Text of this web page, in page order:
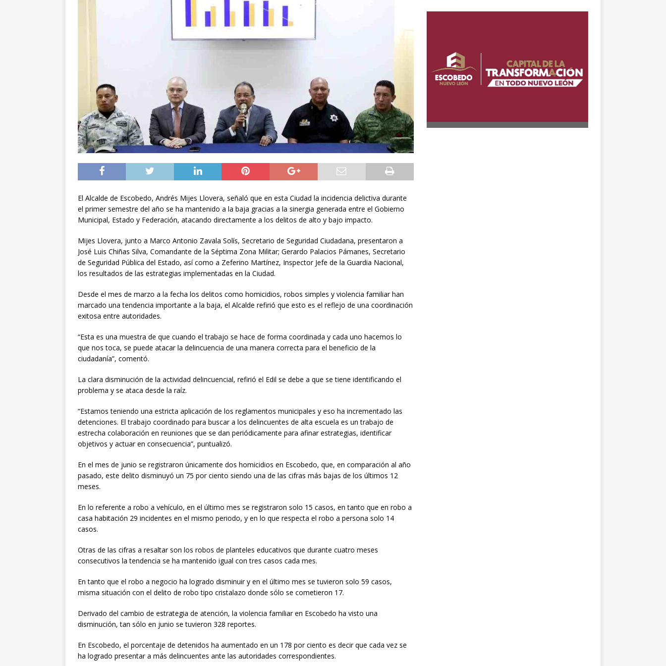
El Alcalde de Escobedo, Andrés Mijes Llovera, señaló que en esta Ciudad la incidencia delictiva durante
el primer semestre del año se ha mantenido a la baja gracias a la sinergia generada entre el Gobierno
Municipal, Estado y Federación, atacando directamente a los delitos de alto y bajo impacto.
Mijes Llovera, junto a Marco Antonio Zavala Solís, Secretario de Seguridad Ciudadana, presentaron a
José Luis Chiñas Silva, Comandante de la Séptima Zona Militar; Gerardo Palacios Pámanes, Secretario
de Seguridad Pública del Estado, así como a Zeferino Martínez, Inspector Jefe de la Guardia Nacional,
los resultados de las estrategias implementadas en la Ciudad.
Desde el mes de marzo a la fecha los delitos como homicidios, robos simples y violencia familiar han
marcado una tendencia importante a la baja, el Alcalde refirió que esto es el reflejo de una coordinación
exitosa entre autoridades.
“Esta es una muestra de que cuando el trabajo se hace de forma coordinada y cada uno hacemos lo
que nos toca, se puede atacar la delincuencia de una manera correcta para el beneficio de la
ciudadanía”, comentó.
La clara disminución de la actividad delincuencial, refirió el Edil se debe a que se tiene identificando el
problema y se ataca desde la raíz.
“Estamos teniendo una estricta aplicación de los reglamentos municipales y eso ha incrementado las
detenciones. El trabajo coordinado para buscar a los delincuentes de alta escuela es un trabajo de
estrecha colaboración en reuniones que se dan periódicamente para afinar estrategias, identificar
objetivos y actuar en consecuencia”, puntualizó.
En el mes de junio se registraron únicamente dos homicidios en Escobedo, que, en comparación al año
pasado, este delito disminuyó un 75 por ciento siendo una de las cifras más bajas de los últimos 12
meses.
En lo referente a robo a vehículo, en el último mes se registraron solo 15 casos, en tanto que en robo a
casa habitación 29 incidentes en el mismo periodo, y en lo que respecta el robo a persona solo 14
casos.
Otras de las cifras a resaltar son los robos de planteles educativos que durante cuatro meses
consecutivos la tendencia se ha mantenido igual con tres casos cada mes.
En tanto que el robo a negocio ha logrado disminuir y en el último mes se tuvieron solo 59 casos,
misma situación con el delito de robo tipo cristalazo donde sólo se cometieron 17.
Derivado del cambio de estrategia de atención, la violencia familiar en Escobedo ha visto una
disminución, tan sólo en junio se tuvieron 328 reportes.
En Escobedo, el porcentaje de detenidos ha aumentado en un 178 por ciento es decir que cada vez se
ha logrado presentar a más delincuentes ante las autoridades correspondientes.